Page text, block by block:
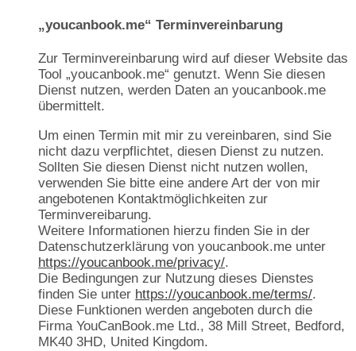
„youcanbook.me“ Terminvereinbarung
Zur Terminvereinbarung wird auf dieser Website das
Tool „youcanbook.me“ genutzt. Wenn Sie diesen
Dienst nutzen, werden Daten an youcanbook.me
übermittelt.
Um einen Termin mit mir zu vereinbaren, sind Sie
nicht dazu verpflichtet, diesen Dienst zu nutzen.
Sollten Sie diesen Dienst nicht nutzen wollen,
verwenden Sie bitte eine andere Art der von mir
angebotenen Kontaktmöglichkeiten zur
Terminvereibarung.
Weitere Informationen hierzu finden Sie in der
Datenschutzerklärung von youcanbook.me unter
https://youcanbook.me/privacy/.
Die Bedingungen zur Nutzung dieses Dienstes
finden Sie unter https://youcanbook.me/terms/.
Diese Funktionen werden angeboten durch die
Firma YouCanBook.me Ltd., 38 Mill Street, Bedford,
MK40 3HD, United Kingdom.